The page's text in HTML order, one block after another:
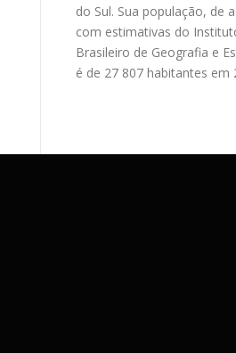
do Sul. Sua população, de
com estimativas do
Brasileiro de Geografia e
é de 27 807 habitantes em